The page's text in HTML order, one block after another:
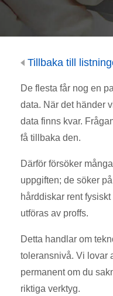
Tillbaka till
De flesta får nog en
data. När det händer
data finns kvar.
få tillbaka den.
Därför försöker
uppgiften; de söker
hårddiskar rent
utföras av proffs.
Detta handlar om
toleransnivå. Vi lovar
permanent om du
riktiga verktyg.